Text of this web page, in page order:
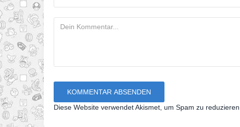
Diese Website verwendet Akismet, um Spam zu reduzieren.